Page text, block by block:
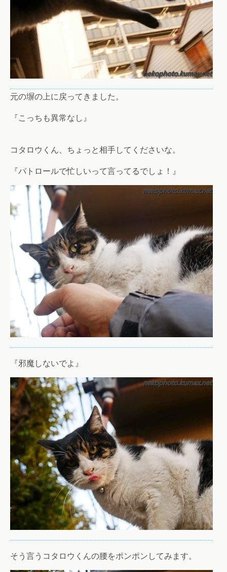
元の塀の上に戻ってきました。
『こっちも異常なし』
コタロウくん、ちょっと相手してくださいな。
『パトロールで忙しいって言ってるでしょ！』
『邪魔しないでよ』
そう言うコタロウくんの腰をポンポンしてみます。